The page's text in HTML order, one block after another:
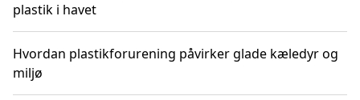
plastik i havet
Hvordan plastikforurening påvirker glade kæledyr og
miljø